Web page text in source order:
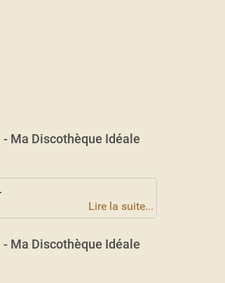
- Ma Discothèque Idéale
Lire la suite...
- Ma Discothèque Idéale